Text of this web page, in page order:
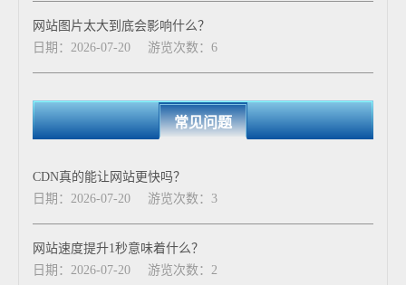
网站图片太大到底会影响什么？
日期：2026-07-20
游览次数：6
常见问题
CDN真的能让网站更快吗？
日期：2026-07-20
游览次数：3
网站速度提升1秒意味着什么？
日期：2026-07-20
游览次数：2